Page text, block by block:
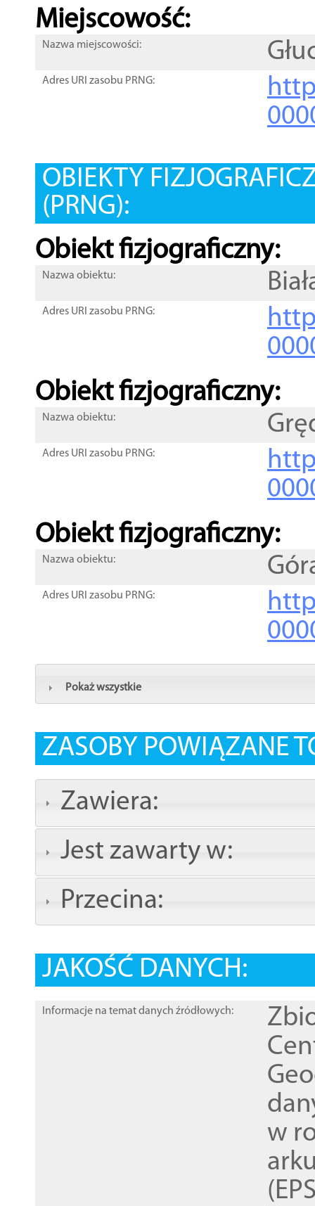
Miejscowość:
Nazwa miejscowości:
Adres URI zasobu PRNG:
OBIEKTY
(PRNG):
Obiekt fizjograficzny:
Nazwa obiektu:
Adres URI zasobu PRNG:
Obiekt fizjograficzny:
Nazwa obiektu:
Adres URI zasobu PRNG:
Obiekt fizjograficzny:
Nazwa obiektu:
Adres URI zasobu PRNG:
Pokaż wszystkie
ZASOBY POWIĄZANE
Zawiera:
Jest zawarty w:
Przecina:
JAKOŚĆ DANYCH:
Informacje na temat danych źródłowych:
w